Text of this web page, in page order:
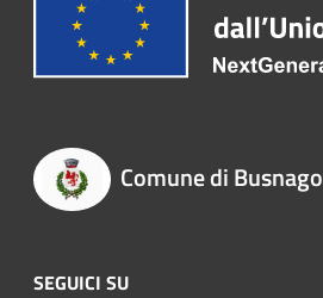
Comune di Busnago
SEGUICI SU